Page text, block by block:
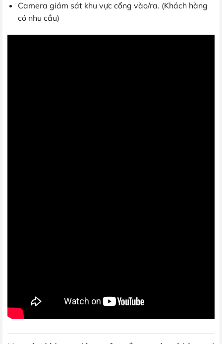
Camera giám sát khu vực cổng vào/ra. (Khách hàng
có nhu cầu)